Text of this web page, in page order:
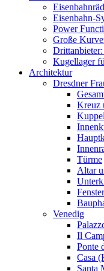
Eisenbahn-
Power
Große
Kugellager
Architektur
Dresdner
Kreuz
Kuppel
Türme
Altar
Venedig
Il
Ponte
Casa
Santa